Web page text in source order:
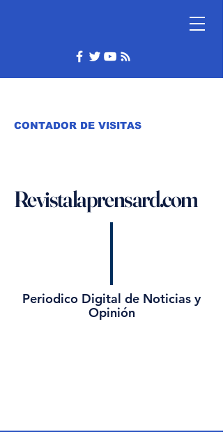
CONTADOR DE VISITAS
Revistalaprensard.com
Periodico Digital de Noticias y
Opinión